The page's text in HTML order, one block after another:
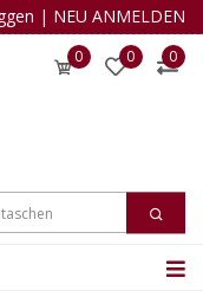
| NEU ANMELDEN
0 0 0